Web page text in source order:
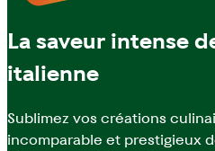
La saveur intense
italienne
Sublimez vos créations
incomparable et prestigieux